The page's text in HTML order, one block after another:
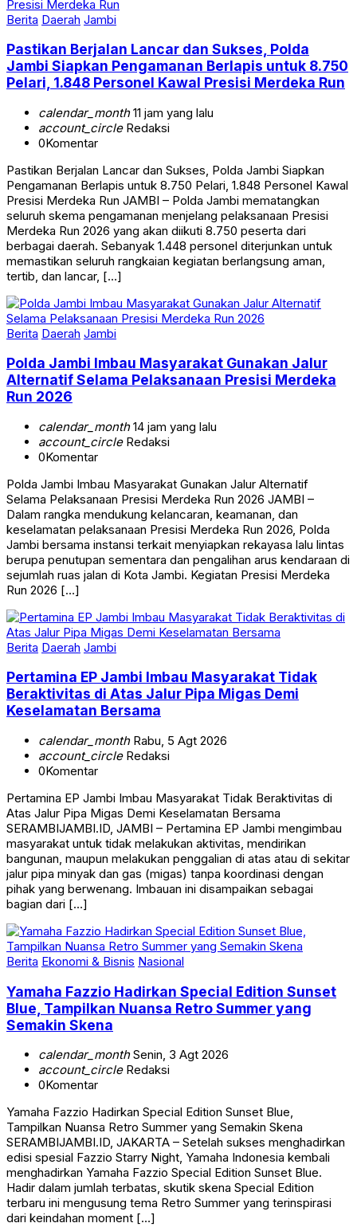
Berita Daerah Jambi
Pastikan Berjalan Lancar dan Sukses, Polda
Jambi Siapkan Pengamanan Berlapis untuk 8.750
Pelari, 1.848 Personel Kawal Presisi Merdeka Run
calendar_month11 jam yang lalu
account_circleRedaksi
0Komentar
Pastikan Berjalan Lancar dan Sukses, Polda Jambi Siapkan
Pengamanan Berlapis untuk 8.750 Pelari, 1.848 Personel Kawal
Presisi Merdeka Run JAMBI – Polda Jambi mematangkan
seluruh skema pengamanan menjelang pelaksanaan Presisi
Merdeka Run 2026 yang akan diikuti 8.750 peserta dari
berbagai daerah. Sebanyak 1.448 personel diterjunkan untuk
memastikan seluruh rangkaian kegiatan berlangsung aman,
tertib, dan lancar, […]
Berita Daerah Jambi
Polda Jambi Imbau Masyarakat Gunakan Jalur
Alternatif Selama Pelaksanaan Presisi Merdeka
Run 2026
calendar_month14 jam yang lalu
account_circleRedaksi
0Komentar
Polda Jambi Imbau Masyarakat Gunakan Jalur Alternatif
Selama Pelaksanaan Presisi Merdeka Run 2026 JAMBI –
Dalam rangka mendukung kelancaran, keamanan, dan
keselamatan pelaksanaan Presisi Merdeka Run 2026, Polda
Jambi bersama instansi terkait menyiapkan rekayasa lalu lintas
berupa penutupan sementara dan pengalihan arus kendaraan di
sejumlah ruas jalan di Kota Jambi. Kegiatan Presisi Merdeka
Run 2026 […]
Berita Daerah Jambi
Pertamina EP Jambi Imbau Masyarakat Tidak
Beraktivitas di Atas Jalur Pipa Migas Demi
Keselamatan Bersama
calendar_monthRabu, 5 Agt 2026
account_circleRedaksi
0Komentar
Pertamina EP Jambi Imbau Masyarakat Tidak Beraktivitas di
Atas Jalur Pipa Migas Demi Keselamatan Bersama
SERAMBIJAMBI.ID, JAMBI – Pertamina EP Jambi mengimbau
masyarakat untuk tidak melakukan aktivitas, mendirikan
bangunan, maupun melakukan penggalian di atas atau di sekitar
jalur pipa minyak dan gas (migas) tanpa koordinasi dengan
pihak yang berwenang. Imbauan ini disampaikan sebagai
bagian dari […]
Berita Ekonomi & Bisnis Nasional
Yamaha Fazzio Hadirkan Special Edition Sunset
Blue, Tampilkan Nuansa Retro Summer yang
Semakin Skena
calendar_monthSenin, 3 Agt 2026
account_circleRedaksi
0Komentar
Yamaha Fazzio Hadirkan Special Edition Sunset Blue,
Tampilkan Nuansa Retro Summer yang Semakin Skena
SERAMBIJAMBI.ID, JAKARTA – Setelah sukses menghadirkan
edisi spesial Fazzio Starry Night, Yamaha Indonesia kembali
menghadirkan Yamaha Fazzio Special Edition Sunset Blue.
Hadir dalam jumlah terbatas, skutik skena Special Edition
terbaru ini mengusung tema Retro Summer yang terinspirasi
dari keindahan moment […]